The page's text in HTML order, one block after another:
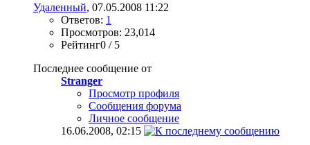
Удаленный, 07.05.2008 11:22
Ответов: 1
Просмотров: 23,014
Рейтинг0 / 5
Последнее сообщение от
Stranger
Просмотр профиля
Сообщения форума
Личное сообщение
16.06.2008, 02:15